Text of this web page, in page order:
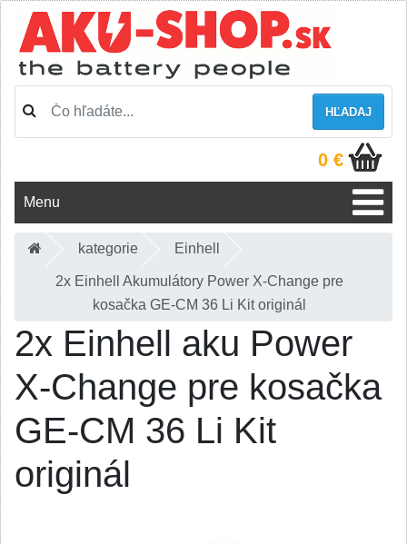
HĽADAJ
0 €
Menu
kategorie Einhell
2x Einhell Akumulátory Power X-Change pre
kosačka GE-CM 36 Li Kit originál
2x Einhell aku Power
X-Change pre kosačka
GE-CM 36 Li Kit
originál